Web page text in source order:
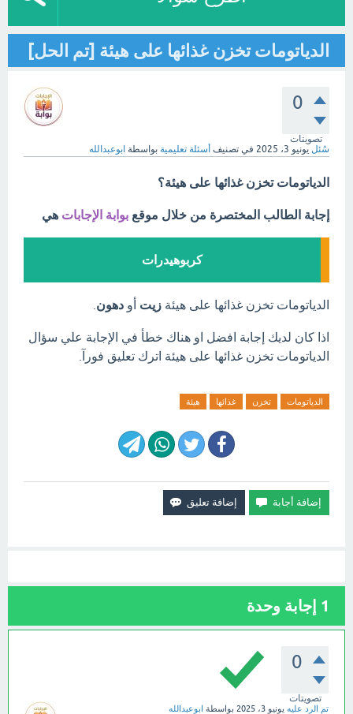
الدياتومات تخزن غذائها على هيئة [تم الحل]
0
تصويتات
سُئل يونيو 3، 2025 في تصنيف أسئلة تعليمية بواسطة ابوعبدالله
الدياتومات تخزن غذائها على هيئة؟
إجابة الطالب المختصرة من خلال موقع بوابة الإجابات هي
كربوهيدرات
الدياتومات تخزن غذائها على هيئة زيت أو دهون
اذا كان لديك إجابة افضل او هناك خطأ في الإجابة علي سؤال
الدياتومات تخزن غذائها على هيئة اترك تعليق فورآ.
الدياتومات تخزن غذائها هيئة
1 إجابة وحدة
0
تصويتات
تم الرد عليه يونيو 3، 2025 بواسطة ابوعبدالله